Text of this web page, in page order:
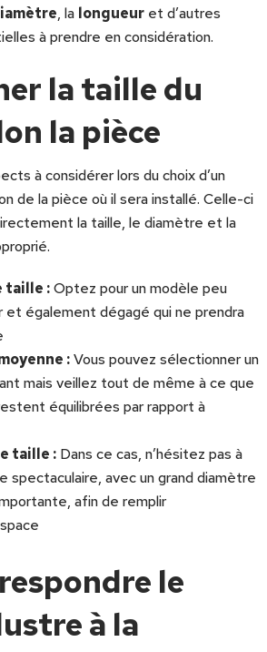
, la longueuret d’autres
à prendre en considération.
la taille du
la pièce
à considérer lors du choix d’un
de la pièce où il sera installé. Celle-ci
la taille, le diamètre et la
taille :Optez pour un modèle peu
et également dégagé qui ne prendra
:Vous pouvez sélectionner un
mais veillez tout de même à ce que
équilibrées par rapport à
taille :Dans ce cas, n’hésitez pas à
spectaculaire, avec un grand diamètre
afin de remplir
le
à la